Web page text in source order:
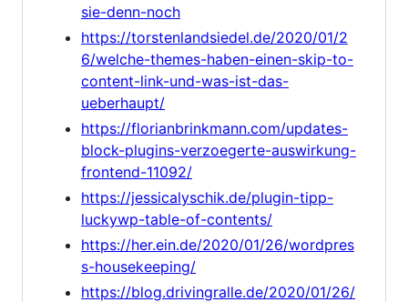
sie-denn-noch
https://torstenlandsiedel.de/2020/01/2
6/welche-themes-haben-einen-skip-to-
content-link-und-was-ist-das-
ueberhaupt/
https://florianbrinkmann.com/updates-
block-plugins-verzoegerte-auswirkung-
frontend-11092/
https://jessicalyschik.de/plugin-tipp-
luckywp-table-of-contents/
https://her.ein.de/2020/01/26/wordpres
s-housekeeping/
https://blog.drivingralle.de/2020/01/26/